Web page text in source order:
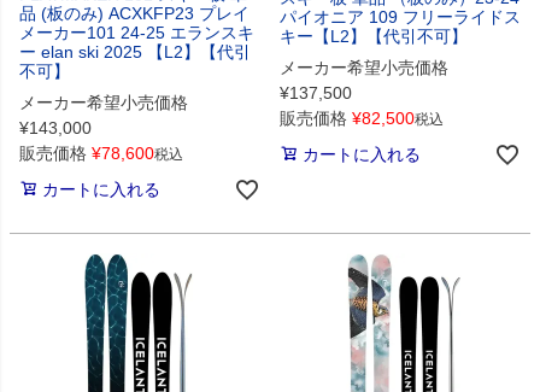
品 (板のみ) ACXKFP23 プレイ
メーカー101 24-25 エランスキ
ー elan ski 2025 【L2】【代引
不可】
メーカー希望小売価格
¥143,000
販売価格 ¥78,600税込
カートに入れる
パイオニア 109 フリーライドス
キー【L2】【代引不可】
メーカー希望小売価格
¥137,500
販売価格 ¥82,500税込
カートに入れる